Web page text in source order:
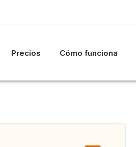
Precios Cómo funciona